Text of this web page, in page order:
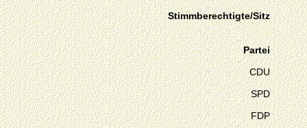
Stimmberechtigte/Sitz
Partei
CDU
SPD
FDP